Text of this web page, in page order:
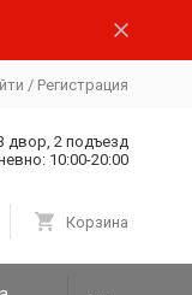
/ Регистрация
двор, 2 подъезд
10:00-20:00
Корзина